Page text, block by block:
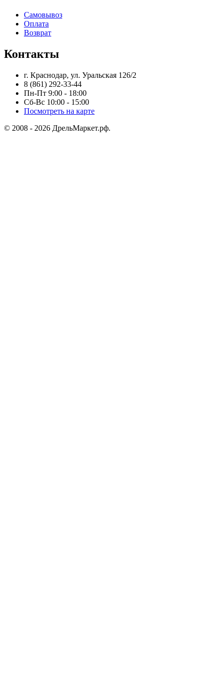
Самовывоз
Оплата
Возврат
Контакты
г. Краснодар, ул. Уральская 126/2
8 (861) 292-33-44
Пн-Пт 9:00 - 18:00
Сб-Вс 10:00 - 15:00
Посмотреть на карте
© 2008 - 2026 ДрельМаркет.рф.